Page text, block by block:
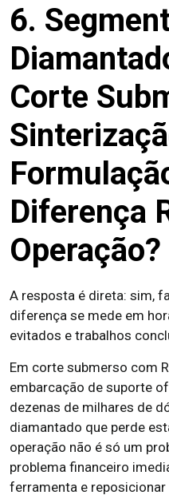
6.
Corte
Diferença
Operação?
A resposta é direta: sim,
diferença se mede em
evitados e trabalhos
Em corte submerso com
embarcação de suporte
dezenas de milhares de
diamantado que perde
operação não é só um
problema financeiro
ferramenta e